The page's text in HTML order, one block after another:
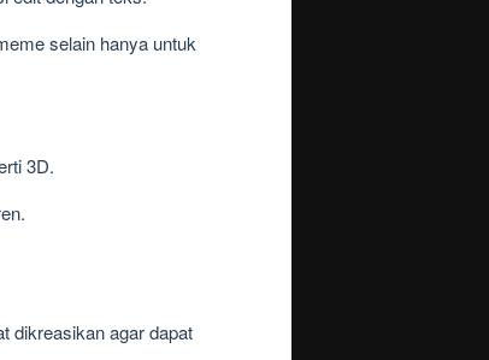
selain hanya untuk
3D.
dikreasikan agar dapat